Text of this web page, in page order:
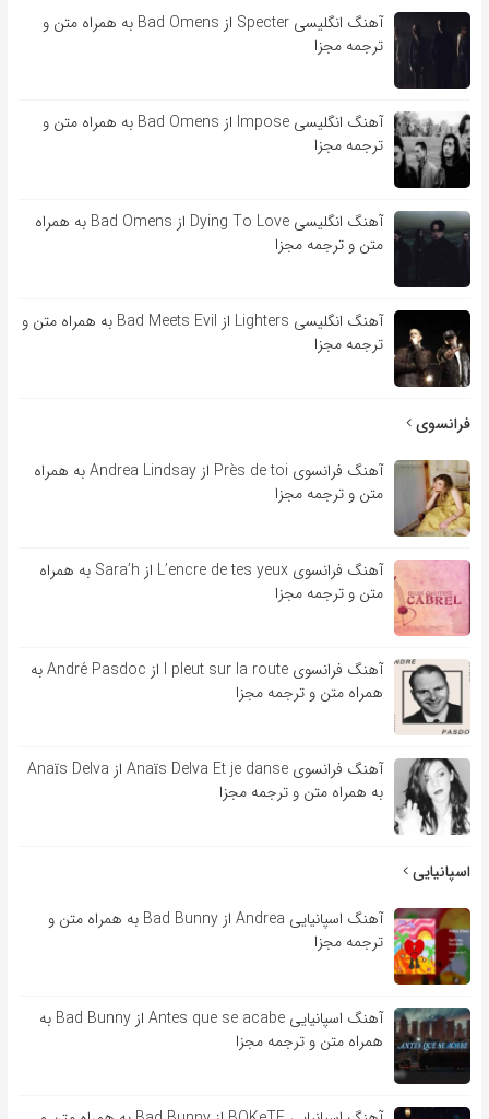
آهنگ انگلیسی Specter از Bad Omens به همراه متن و
ترجمه مجزا
آهنگ انگلیسی Impose از Bad Omens به همراه متن و
ترجمه مجزا
آهنگ انگلیسی Dying To Love از Bad Omens به همراه
متن و ترجمه مجزا
آهنگ انگلیسی Lighters از Bad Meets Evil به همراه متن و
ترجمه مجزا
فرانسوی
آهنگ فرانسوی Près de toi از Andrea Lindsay به همراه
متن و ترجمه مجزا
آهنگ فرانسوی L’encre de tes yeux از Sara’h به همراه
متن و ترجمه مجزا
آهنگ فرانسوی l pleut sur la route از André Pasdoc به
همراه متن و ترجمه مجزا
آهنگ فرانسوی Anaïs Delva Et je danse از Anaïs Delva
به همراه متن و ترجمه مجزا
اسپانیایی
آهنگ اسپانیایی Andrea از Bad Bunny به همراه متن و
ترجمه مجزا
آهنگ اسپانیایی Antes que se acabe از Bad Bunny به
همراه متن و ترجمه مجزا